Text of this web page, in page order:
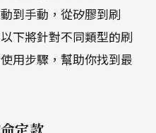
到手動，從矽膠到刷
下將針對不同類型的刷
用步驟，幫助你找到最